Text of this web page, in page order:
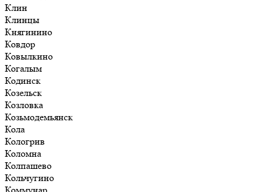
Клин
Клинцы
Княгинино
Ковдор
Ковылкино
Когалым
Кодинск
Козельск
Козловка
Козьмодемьянск
Кола
Кологрив
Коломна
Колпашево
Кольчугино